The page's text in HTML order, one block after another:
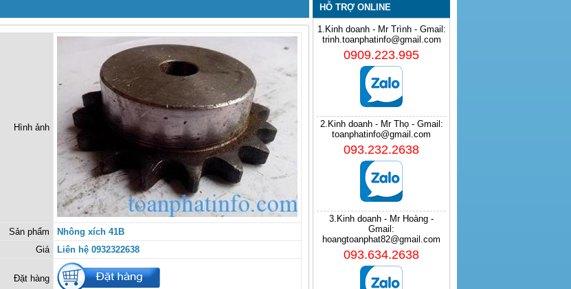
Hình ảnh
Sản phẩm
Nhông xích 41B
Giá
Liên hệ 0932322638
Đặt hàng
HỖ TRỢ ONLINE
1.Kinh doanh - Mr Trình - Gmail:
trinh.toanphatinfo@gmail.com
0909.223.995
2.Kinh doanh - Mr Thọ - Gmail:
toanphatinfo@gmail.com
093.232.2638
3.Kinh doanh - Mr Hoàng -
Gmail:
hoangtoanphat82@gmail.com
093.634.2638